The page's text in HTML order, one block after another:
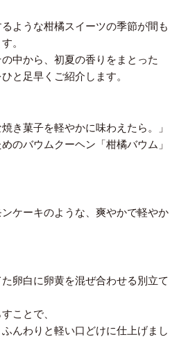
ような柑橘スイーツの季節が間も
。
中から、初夏の香りをまとった
と足早くご紹介します。
き菓子を軽やかに味わえたら。」
のバウムクーヘン「柑橘バウム」
ケーキのような、爽やかで軽やか
卵白に卵黄を混ぜ合わせる別立て
ことで、
んわりと軽い口どけに仕上げまし